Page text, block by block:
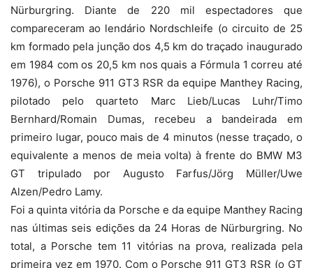
Nürburgring. Diante de 220 mil espectadores que
compareceram ao lendário Nordschleife (o circuito de 25
km formado pela junção dos 4,5 km do traçado inaugurado
em 1984 com os 20,5 km nos quais a Fórmula 1 correu até
1976), o Porsche 911 GT3 RSR da equipe Manthey Racing,
pilotado pelo quarteto Marc Lieb/Lucas Luhr/Timo
Bernhard/Romain Dumas, recebeu a bandeirada em
primeiro lugar, pouco mais de 4 minutos (nesse traçado, o
equivalente a menos de meia volta) à frente do BMW M3
GT tripulado por Augusto Farfus/Jörg Müller/Uwe
Alzen/Pedro Lamy.
Foi a quinta vitória da Porsche e da equipe Manthey Racing
nas últimas seis edições da 24 Horas de Nürburgring. No
total, a Porsche tem 11 vitórias na prova, realizada pela
primeira vez em 1970. Com o Porsche 911 GT3 RSR (o GT